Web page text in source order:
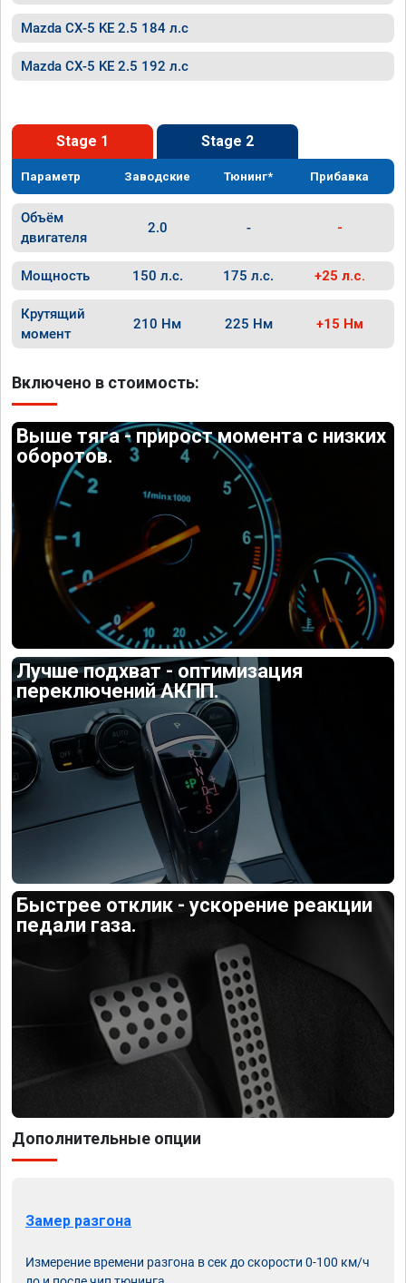
Mazda CX-5 KE 2.5 184 л.с
Mazda CX-5 KE 2.5 192 л.с
Stage 1 Stage 2
Параметр Заводские Тюнинг* Прибавка
Объём
двигателя
2.0 - -
Мощность 150 л.с. 175 л.с. +25 л.с.
Крутящий
момент
210 Нм 225 Нм +15 Нм
Включено в стоимость:
Выше тяга - прирост момента с низких
оборотов.
Лучше подхват - оптимизация
переключений АКПП.
Быстрее отклик - ускорение реакции
педали газа.
Дополнительные опции
Замер разгона
Измерение времени разгона в сек до скорости 0-100 км/ч